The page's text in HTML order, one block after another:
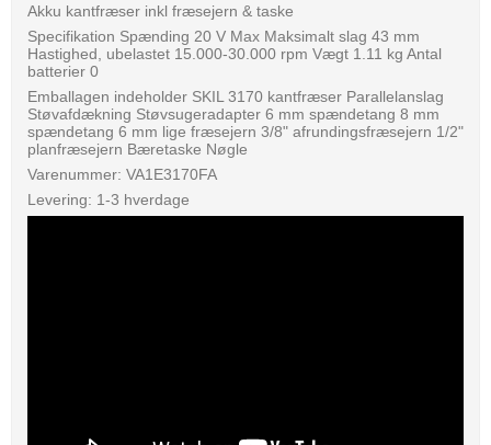
Akku kantfræser inkl fræsejern & taske
Specifikation Spænding 20 V Max Maksimalt slag 43 mm
Hastighed, ubelastet 15.000-30.000 rpm Vægt 1.11 kg Antal
batterier 0
Emballagen indeholder SKIL 3170 kantfræser Parallelanslag
Støvafdækning Støvsugeradapter 6 mm spændetang 8 mm
spændetang 6 mm lige fræsejern 3/8" afrundingsfræsejern 1/2"
planfræsejern Bæretaske Nøgle
Varenummer: VA1E3170FA
Levering: 1-3 hverdage